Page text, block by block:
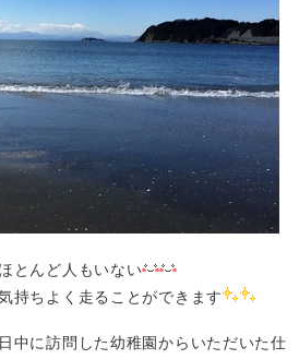
とんど人もいない
持ちよく走ることができます
中に訪問した幼稚園からいただいた仕